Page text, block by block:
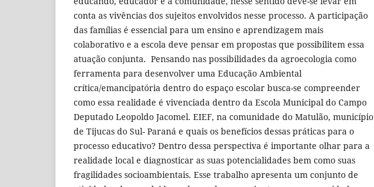
conta as vivências dos sujeitos envolvidos nesse processo. A participação
das famílias é essencial para um ensino e aprendizagem mais
colaborativo e a escola deve pensar em propostas que possibilitem essa
atuação conjunta. Pensando nas possibilidades da agroecologia como
ferramenta para desenvolver uma Educação Ambiental
crítica/emancipatória dentro do espaço escolar busca-se compreender
como essa realidade é vivenciada dentro da Escola Municipal do Campo
Deputado Leopoldo Jacomel. EIEF, na comunidade do Matulão, município
de Tijucas do Sul- Paraná e quais os benefícios dessas práticas para o
processo educativo? Dentro dessa perspectiva é importante olhar para a
realidade local e diagnosticar as suas potencialidades bem como suas
fragilidades socioambientais. Esse trabalho apresenta um conjunto de